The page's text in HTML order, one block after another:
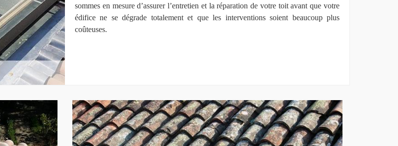
sommes en mesure d’assurer l’entretien et la réparation de votre toit avant que votre
édifice ne se dégrade totalement et que les interventions soient beaucoup plus
coûteuses.